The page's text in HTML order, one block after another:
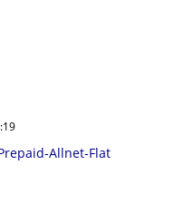
Allnet-Flat